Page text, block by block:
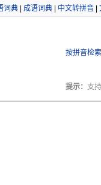
词典| 成语词典| 中文转拼音|
按拼音检索
提示： 支